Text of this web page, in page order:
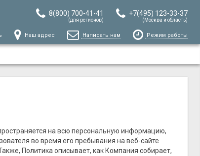
8(800) 700-41-41
(для регионов)
+7(495) 123-33-37
(Москва и область)
Наш адрес Написать нам Режим работы
на всю персональную информацию,
во время его пребывания на веб-сайте
Политика описывает, как Компания собирает,